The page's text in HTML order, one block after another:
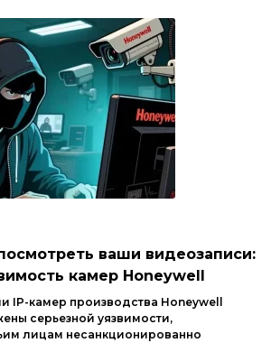
ваши видеозаписи:
камер Honeywell
IP-камер производства Honeywell
серьезной уязвимости,
лицам несанкционированно